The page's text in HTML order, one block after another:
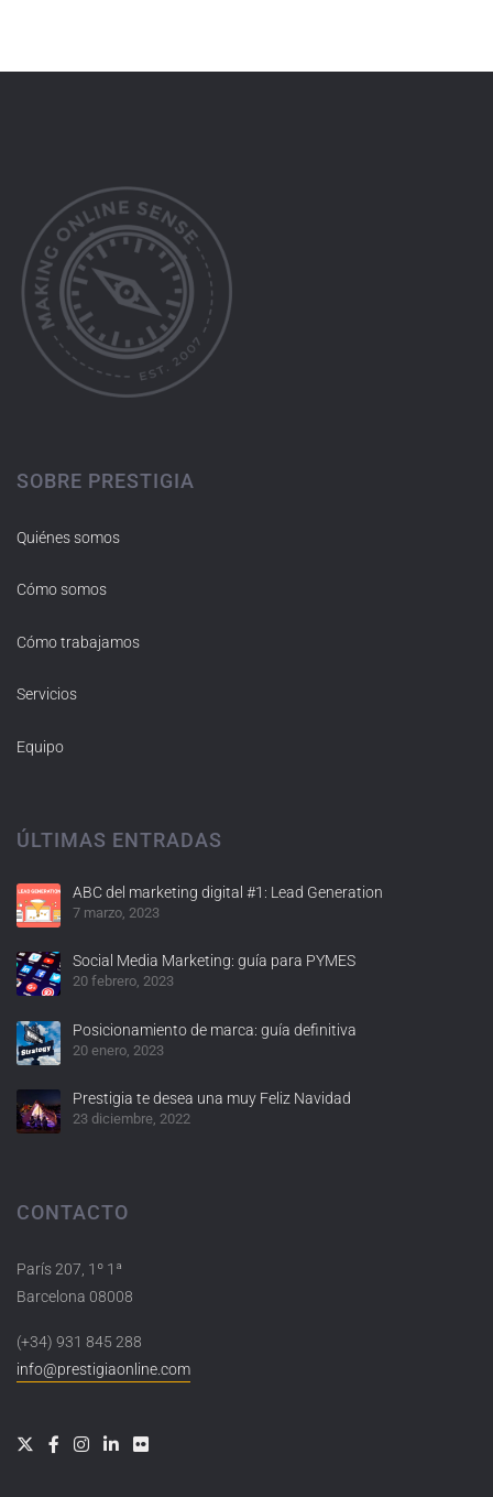
SOBRE PRESTIGIA
Quiénes somos
Cómo somos
Cómo trabajamos
Servicios
Equipo
ÚLTIMAS ENTRADAS
ABC del marketing digital #1: Lead Generation
7 marzo, 2023
Social Media Marketing: guía para PYMES
20 febrero, 2023
Posicionamiento de marca: guía definitiva
20 enero, 2023
Prestigia te desea una muy Feliz Navidad
23 diciembre, 2022
CONTACTO
París 207, 1º 1ª
Barcelona 08008
(+34) 931 845 288
info@prestigiaonline.com